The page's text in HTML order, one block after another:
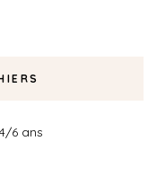
6 ans